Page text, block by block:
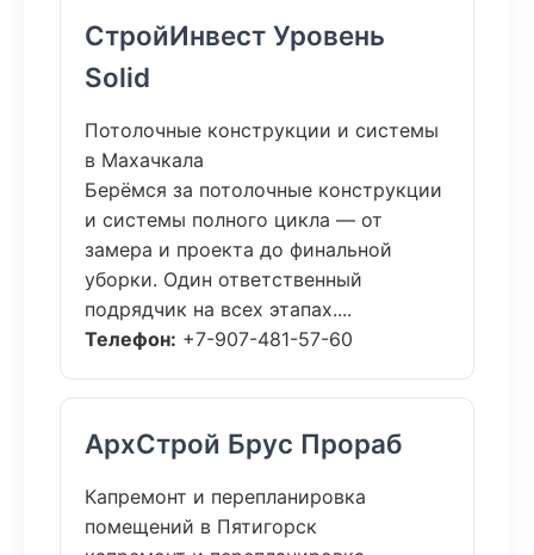
СтройИнвест Уровень
Solid
Потолочные конструкции и системы
в Махачкала
Берёмся за потолочные конструкции
и системы полного цикла — от
замера и проекта до финальной
уборки. Один ответственный
подрядчик на всех этапах....
Телефон: +7-907-481-57-60
АрхСтрой Брус Прораб
Капремонт и перепланировка
помещений в Пятигорск